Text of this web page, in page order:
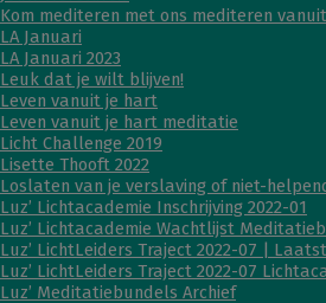
Kom mediteren met ons mediteren
LA Januari
LA Januari 2023
Leuk dat je wilt blijven!
Leven vanuit je hart
Leven vanuit je hart meditatie
Licht Challenge 2019
Lisette Thooft 2022
Loslaten van je verslaving of niet-
Luz’ Lichtacademie Inschrijving 2022-01
Luz’ Lichtacademie Wachtlijst
Luz’ LichtLeiders Traject 2022-07 |
Luz’ LichtLeiders Traject 2022-07
Luz’ Meditatiebundels Archief